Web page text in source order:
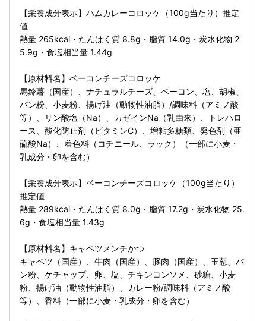
【栄養成分表示】ハムカレーコロッケ（100g当たり）推定
値
熱量 265kcal・たんぱく質 8.8g・脂質 14.0g・炭水化物 2
5.9g・食塩相当量 1.44g
【原材料名】ベーコンチーズコロッケ
馬鈴薯（国産）、ナチュラルチーズ、ベーコン、塩、胡椒、
パン粉、小麦粉、揚げ油（動物性油脂）/調味料（アミノ酸
等）、リン酸塩（Na）、カゼインNa（乳由来）、トレハロ
ース、酸化防止剤（ビタミンC）、増粘多糖類、発色剤（亜
硫酸Na）、着色料（コチニール、ラック）（一部に小麦・
乳成分・卵を含む）
【栄養成分表示】ベーコンチーズコロッケ（100g当たり）
推定値
熱量 289kcal・たんぱく質 8.0g・脂質 17.2g・炭水化物 25.
6g・食塩相当量 1.43g
【原材料名】キャベツメンチかつ
キャベツ（国産）、牛肉（国産）、豚肉（国産）、玉葱、パ
ン粉、ケチャップ、卵、塩、チキンコンソメ、砂糖、小麦
粉、揚げ油（動物性油脂）、カレー粉/調味料（アミノ酸
等）、香料（一部に小麦・乳成分・卵を含む）